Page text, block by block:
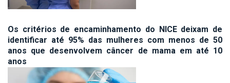
Os critérios de encaminhamento do NICE deixam de
identificar até 95% das mulheres com menos de 50
anos que desenvolvem câncer de mama em até 10
anos